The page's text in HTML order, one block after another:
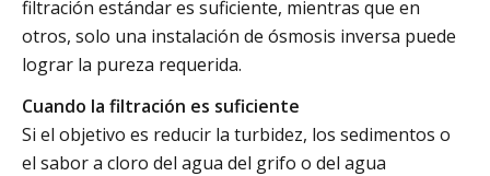
filtración estándar es suficiente, mientras que en
otros, solo una instalación de ósmosis inversa puede
lograr la pureza requerida.
Cuando la filtración es suficiente
Si el objetivo es reducir la turbidez, los sedimentos o
el sabor a cloro del agua del grifo o del agua